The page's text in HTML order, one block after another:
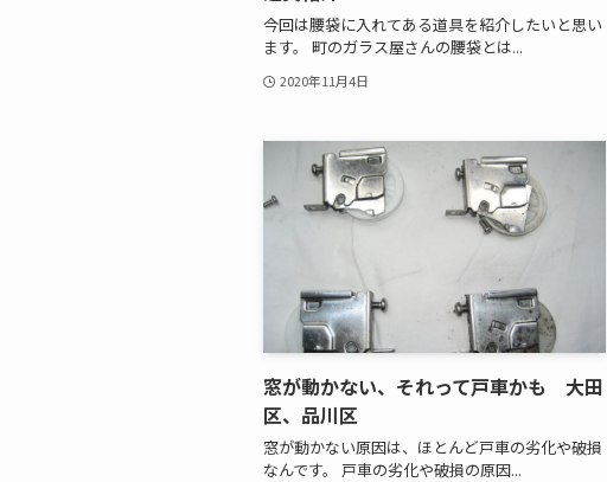
今回は腰袋に入れてある道具を紹介したいと思い
ます。 町のガラス屋さんの腰袋とは...
2020年11月4日
窓が動かない、それって戸車かも 大田
区、品川区
窓が動かない原因は、ほとんど戸車の劣化や破損
なんです。 戸車の劣化や破損の原因...